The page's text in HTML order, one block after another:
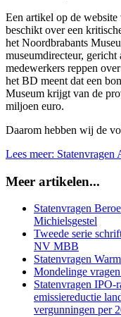
Een artikel op de
beschikt over een
het Noordbrabants
museumdirecteur,
medewerkers reppen
het BD meent dat een
Museum krijgt van de
miljoen euro.
Daarom hebben wij de
Lees meer:
Meer artikelen...
Statenvragen
Michielsgestel
Tweede serie
NV MBB
Statenvragen
Mondelinge
Statenvragen IPO-
emissiereductie
vergunningen per